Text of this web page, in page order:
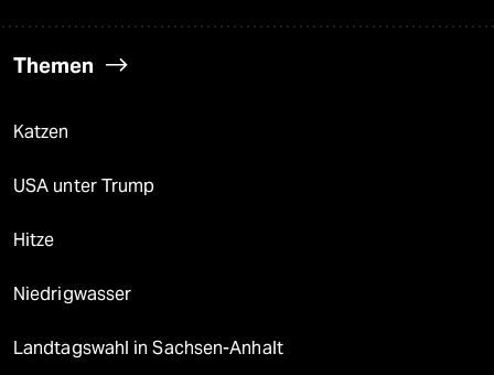
Themen
Katzen
USA unter Trump
Hitze
Niedrigwasser
Landtagswahl in Sachsen-Anhalt